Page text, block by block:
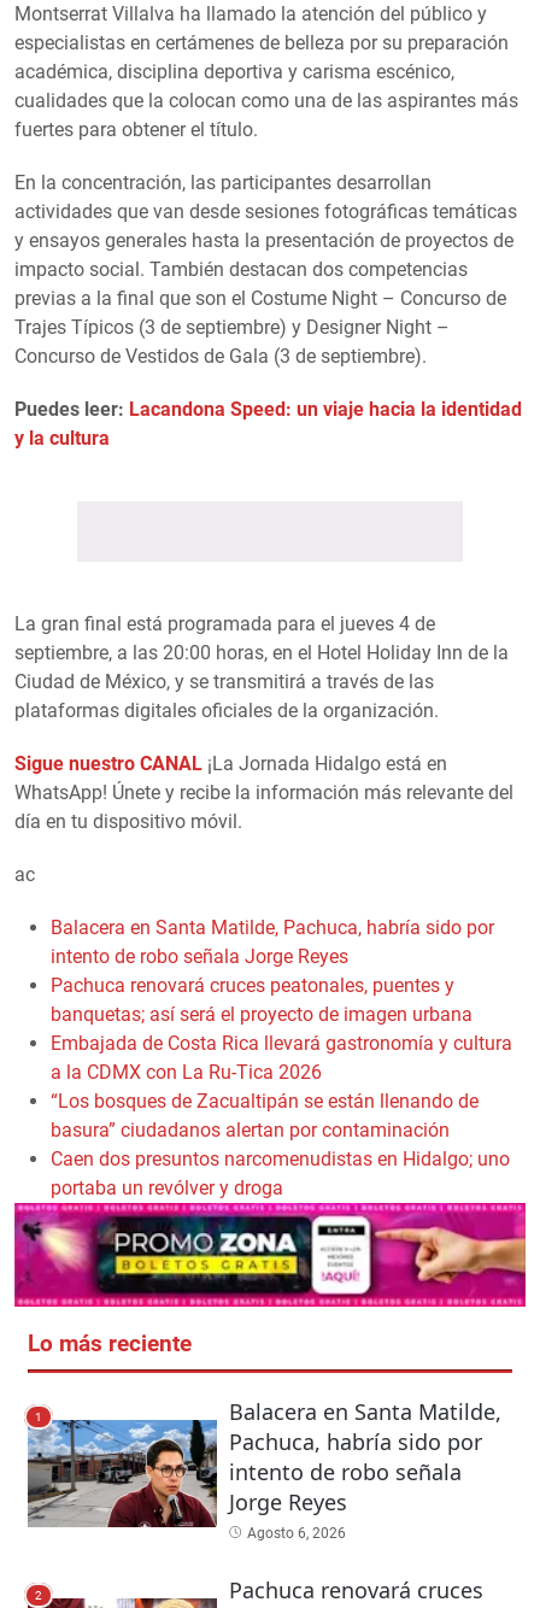
Montserrat Villalva ha llamado la atención del público y
especialistas en certámenes de belleza por su preparación
académica, disciplina deportiva y carisma escénico,
cualidades que la colocan como una de las aspirantes más
fuertes para obtener el título.
En la concentración, las participantes desarrollan
actividades que van desde sesiones fotográficas temáticas
y ensayos generales hasta la presentación de proyectos de
impacto social. También destacan dos competencias
previas a la final que son el Costume Night – Concurso de
Trajes Típicos (3 de septiembre) y Designer Night –
Concurso de Vestidos de Gala (3 de septiembre).
Puedes leer: Lacandona Speed: un viaje hacia la identidad
y la cultura
La gran final está programada para el jueves 4 de
septiembre, a las 20:00 horas, en el Hotel Holiday Inn de la
Ciudad de México, y se transmitirá a través de las
plataformas digitales oficiales de la organización.
Sigue nuestro CANAL ¡La Jornada Hidalgo está en
WhatsApp! Únete y recibe la información más relevante del
día en tu dispositivo móvil.
ac
Balacera en Santa Matilde, Pachuca, habría sido por
intento de robo señala Jorge Reyes
Pachuca renovará cruces peatonales, puentes y
banquetas; así será el proyecto de imagen urbana
Embajada de Costa Rica llevará gastronomía y cultura
a la CDMX con La Ru-Tica 2026
“Los bosques de Zacualtipán se están llenando de
basura” ciudadanos alertan por contaminación
Caen dos presuntos narcomenudistas en Hidalgo; uno
portaba un revólver y droga
Lo más reciente
1
Balacera en Santa Matilde,
Pachuca, habría sido por
intento de robo señala
Jorge Reyes
Agosto 6, 2026
2
Pachuca renovará cruces